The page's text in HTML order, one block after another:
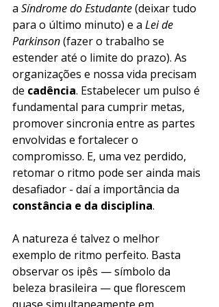
a Síndrome do Estudante (deixar tudo
para o último minuto) e a Lei de
Parkinson (fazer o trabalho se
estender até o limite do prazo). As
organizações e nossa vida precisam
de cadência. Estabelecer um pulso é
fundamental para cumprir metas,
promover sincronia entre as partes
envolvidas e fortalecer o
compromisso. E, uma vez perdido,
retomar o ritmo pode ser ainda mais
desafiador - daí a importância da
constância e da disciplina.
A natureza é talvez o melhor
exemplo de ritmo perfeito. Basta
observar os ipês — símbolo da
beleza brasileira — que florescem